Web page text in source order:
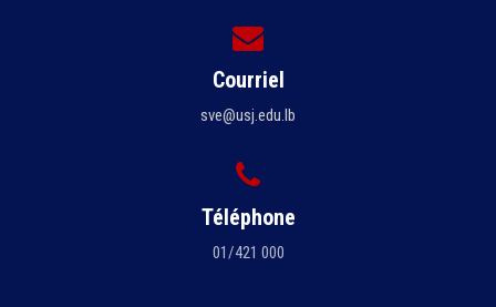
Courriel
sve@usj.edu.lb
Téléphone
01/421 000